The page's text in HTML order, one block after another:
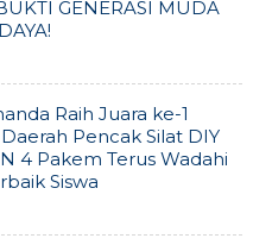
GENERASI MUDA
Raih Juara ke-1
Pencak Silat DIY
4 Pakem Terus Wadahi
Siswa